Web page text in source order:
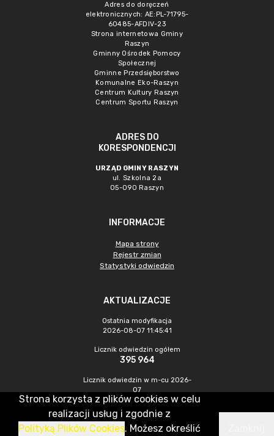
Adres do doręczeń
elektronicznych: AE:PL-71795-
60485-AFDIV-23
Strona internetowa Gminy
Raszyn
Gminny Ośrodek Pomocy
Społecznej
Gminne Przedsięborstwo
Komunalne Eko-Raszyn
Centrum Kultury Raszyn
Centrum Sportu Raszyn
ADRES DO
KORESPONDENCJI
URZĄD GMINY RASZYN
ul. Szkolna 2a
05-090 Raszyn
INFORMACJE
Mapa strony
Rejestr zmian
Statystyki odwiedzin
AKTUALIZACJE
Ostatnia modyfikacja
2026-08-07 11:45:41
Licznik odwiedzin ogółem
395 964
Licznik odwiedzin w m-cu 2026-
07
1 275
CMS & Hosting: Nefeni Sp. z o.o.
Strona korzysta z plików cookies w celu
realizacji usług i zgodnie z
Polityką Plików Cookies. Możesz określić